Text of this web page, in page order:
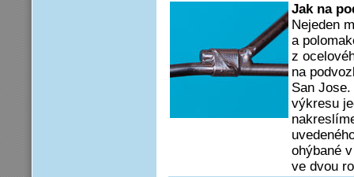
Jak na
Nejeden
a
z
na
San
výkresu
ohýbané
ve dvou